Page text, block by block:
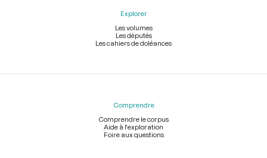
Explorer
Les volumes
Les députés
Les cahiers de doléances
Comprendre
Comprendre le corpus
Aide à l'exploration
Foire aux questions